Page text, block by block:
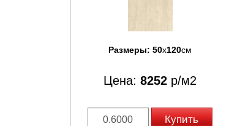
Размеры: 50x120см
Цена: 8252р/м2
Купить